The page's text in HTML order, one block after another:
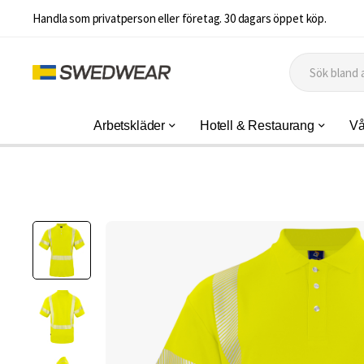
Handla som privatperson eller företag. 30 dagars öppet köp.
Arbetskläder Hotell & Restaurang
Hoppa
slutet
av
bildgalleriet